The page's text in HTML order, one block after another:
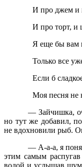
И про джем и
И про торт, и
Я еще бы вам
Только все
Если б
Моя песня не
— Зайчишка,
но тут же добавил,
не вдохновили рыб.
— А-а-а, я
этим самым
водой и услышав шум